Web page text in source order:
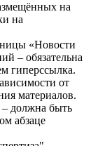
на
на
«Новости
– обязательна
гиперссылка.
от
материалов.
– должна быть
абзаце